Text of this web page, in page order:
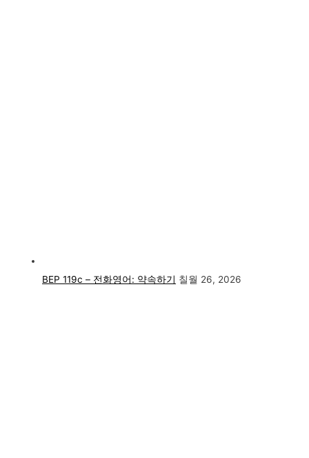
BEP 119c – 전화영어: 약속하기 칠월 26, 2026